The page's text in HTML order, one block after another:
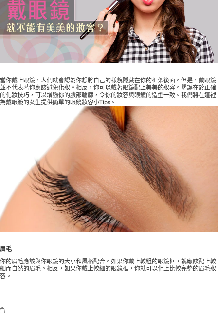
當你戴上眼鏡，人們就會認為你想將自己的樣貌隱藏在你的框架後面。但是，戴眼鏡
並不代表著你應該避免化妝。相反，你可以戴著眼鏡配上美美的妝容。關鍵在於正確
的化妝技巧，可以增強你的臉部輪廓，令你的妝容與眼鏡的造型一致。我們將在這裡
為戴眼鏡的女生提供簡單的眼鏡妝容小Tips。
眉毛
你的眉毛應該與你眼鏡的大小和風格配合。如果你戴上較粗的眼鏡框，就應該配上較
細而自然的眉毛。相反，如果你戴上較細的眼鏡框，你就可以化上比較完整的眉毛妝
容。